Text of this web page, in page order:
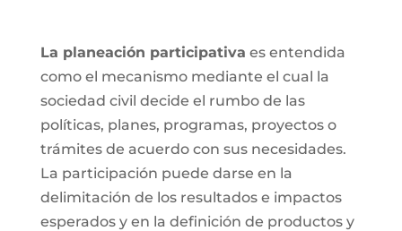
La planeación participativa es entendida
como el mecanismo mediante el cual la
sociedad civil decide el rumbo de las
políticas, planes, programas, proyectos o
trámites de acuerdo con sus necesidades.
La participación puede darse en la
delimitación de los resultados e impactos
esperados y en la definición de productos y